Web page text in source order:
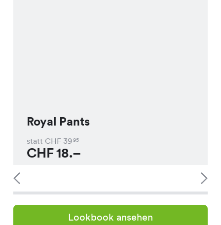
Royal Pants
statt CHF 3995
CHF18.–
Lookbook ansehen